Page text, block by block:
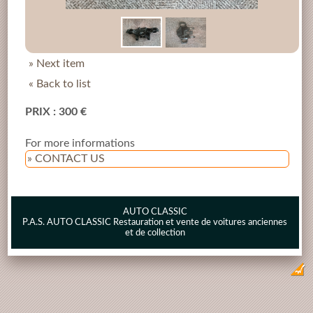
» Next item
« Back to list
PRIX : 300 €
For more informations
» CONTACT US
AUTO CLASSIC
P.A.S. AUTO CLASSIC Restauration et vente de voitures anciennes
et de collection